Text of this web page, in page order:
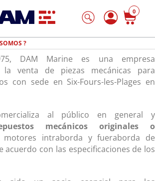
0
?
DAM Marine es una empresa
la venta de piezas mecánicas para
con sede en Six-Fours-les-Plages en
al público en general y
mecánicos originales o
motores intraborda y fueraborda de
acuerdo con las especificaciones de los